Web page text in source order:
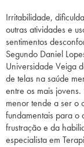
Irritabilidade,
outras atividades e
sentimentos
Segundo Daniel
Universidade Veiga
de telas na saúde
entre os mais
menor tende a ser o
fundamentais para o
frustração e da
especialista em